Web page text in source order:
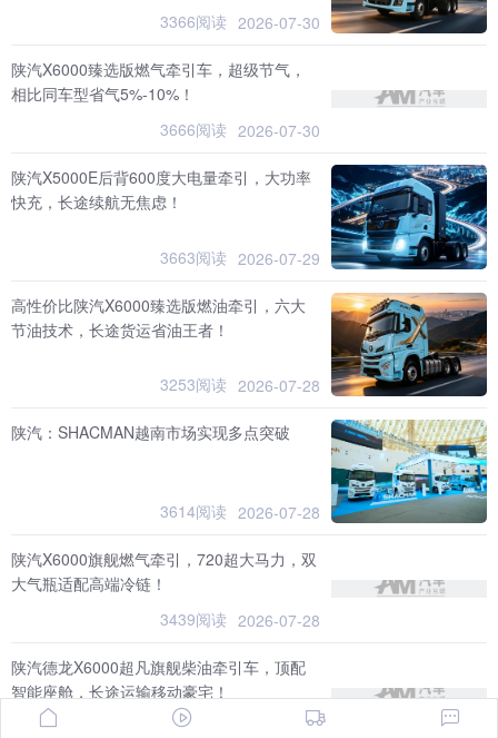
3366阅读 2026-07-30
陕汽X6000臻选版燃气牵引车，超级节气，
相比同车型省气5%-10%！
3666阅读 2026-07-30
陕汽X5000E后背600度大电量牵引，大功率
快充，长途续航无焦虑！
3663阅读 2026-07-29
高性价比陕汽X6000臻选版燃油牵引，六大
节油技术，长途货运省油王者！
3253阅读 2026-07-28
陕汽：SHACMAN越南市场实现多点突破
3614阅读 2026-07-28
陕汽X6000旗舰燃气牵引，720超大马力，双
大气瓶适配高端冷链！
3439阅读 2026-07-28
陕汽德龙X6000超凡旗舰柴油牵引车，顶配
智能座舱，长途运输移动豪宅！
3761阅读
2026-07-24